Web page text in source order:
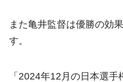
また亀井監督は優勝の効
す。
「2024年12月の日本選手